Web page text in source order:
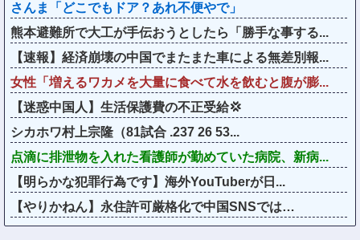
さんま「どこでもドア？あれ不便やで」
熊本避難所で大工が手伝おうとしたら「勝手な事する...
【速報】経済崩壊の中国でまたまた車による無差別報...
女性「増えるワカメを大量に食べて水を飲むと腹が膨...
【迷惑中国人】生活保護費の不正受給💢
シカホワ村上宗隆（81試合 .237 26 53...
点滴に排泄物を入れた看護師が勤めていた病院、新病...
【明らかな犯罪行為です】海外YouTuberが日...
【やりかねん】永住許可厳格化で中国SNSでは…